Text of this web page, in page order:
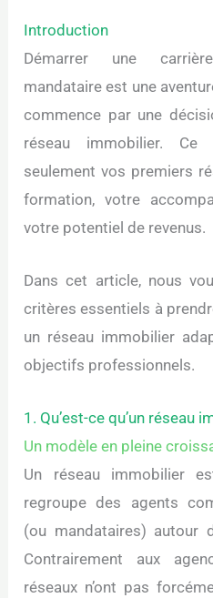
Introduction
Démarrer une
mandataire est une
commence par une
réseau immobilier. Ce
seulement vos premiers
formation, votre
votre potentiel de revenus.
Dans cet article, nous
critères essentiels à
un réseau immobilier
objectifs professionnels.
1. Qu’est-ce qu’un réseau
Un modèle en pleine
Un réseau immobilier
regroupe des agents
(ou mandataires) autour
Contrairement aux
réseaux n’ont pas